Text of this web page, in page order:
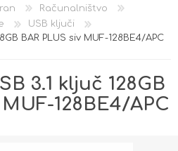
Računalništvo
USB ključi
BAR PLUS siv MUF-128BE4/APC
3.1 ključ 128GB
128BE4/APC